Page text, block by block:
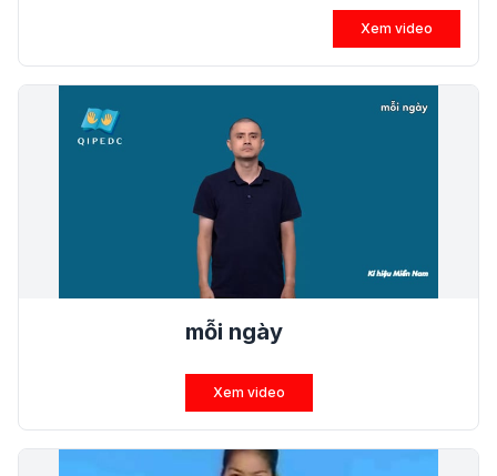
Xem video
mỗi ngày
Xem video